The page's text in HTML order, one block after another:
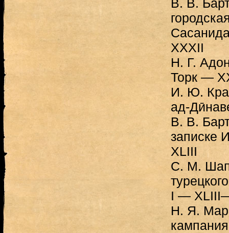
В. В.
XXXII
Н. Г.
Торк —
И. Ю.
ад-
B. В.
записке
XLIII
C. М.
I —
Н. Я.